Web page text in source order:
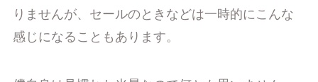
りませんが、セールのときなどは一時的にこんな
感じになることもあります。